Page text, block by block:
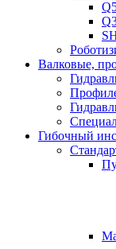
Валковые,
Гибочный